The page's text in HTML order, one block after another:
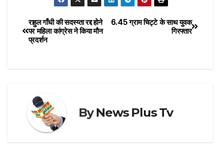
6.45 ग्राम चिट्टे के साथ युवक
गिरफ्तार
राहुल गाँधी की सदस्य्ता रद्द होने
पर महिला कांग्रेस ने किया मौन
प्रदर्शन
ByNews Plus Tv